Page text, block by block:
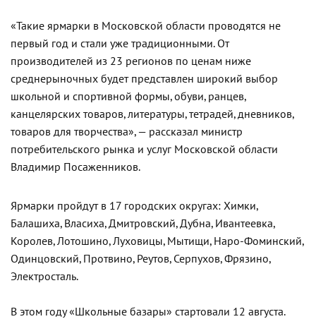
«Такие ярмарки в Московской области проводятся не
первый год и стали уже традиционными. От
производителей из 23 регионов по ценам ниже
среднерыночных будет представлен широкий выбор
школьной и спортивной формы, обуви, ранцев,
канцелярских товаров, литературы, тетрадей, дневников,
товаров для творчества», — рассказал министр
потребительского рынка и услуг Московской области
Владимир Посаженников.
Ярмарки пройдут в 17 городских округах: Химки,
Балашиха, Власиха, Дмитровский, Дубна, Ивантеевка,
Королев, Лотошино, Луховицы, Мытищи, Наро-Фоминский,
Одинцовский, Протвино, Реутов, Серпухов, Фрязино,
Электросталь.
В этом году «Школьные базары» стартовали 12 августа.